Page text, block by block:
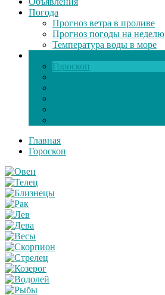
Погода
Прогноз ветра в проливе
Прогноз погоды на неделю
Температура воды в море
Гороскоп
Главная
Гороскоп